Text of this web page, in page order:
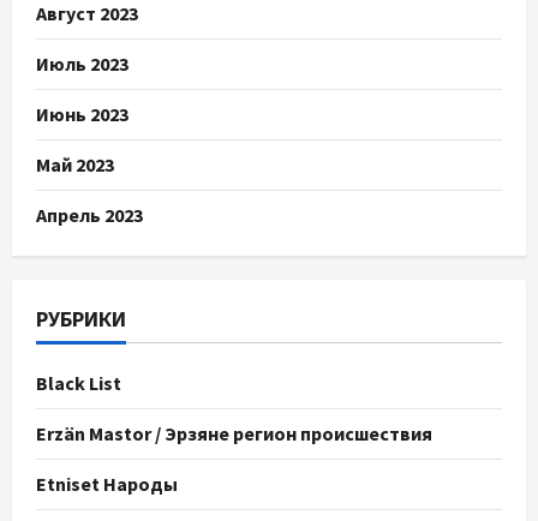
Август 2023
Июль 2023
Июнь 2023
Май 2023
Апрель 2023
РУБРИКИ
Black List
Erzän Mastor / Эрзяне регион происшествия
Etniset Народы